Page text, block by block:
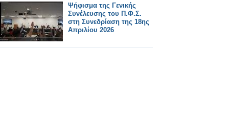
Ψήφισμα της Γενικής
Συνέλευσης του Π.Φ.Σ.
στη Συνεδρίαση της 18ης
Απριλίου 2026